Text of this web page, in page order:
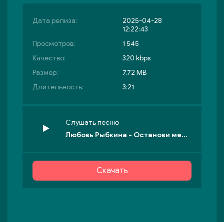
Дата релиза:
2025-04-28
12:22:43
Просмотров:
1 545
Качество:
320 kbps
Размер:
7.72 MB
Длительность:
3:21
Слушать песню
Любовь Рыбкина - Останови меня когда педали в пол
Скачать